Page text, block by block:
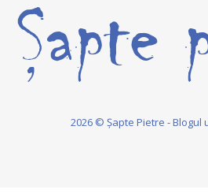
2026 © Șapte Pietre - Blogul